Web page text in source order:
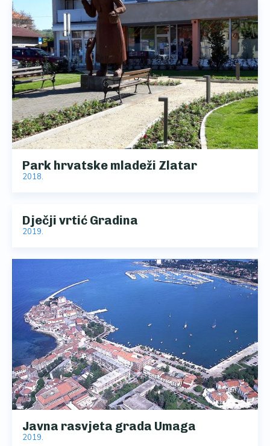
Park hrvatske mladeži Zlatar
2018.
Dječji vrtić Gradina
2019.
Javna rasvjeta grada Umaga
2019.